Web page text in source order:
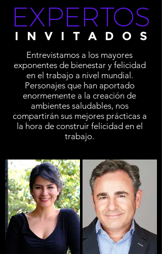
EXPERTOS
INVITADOS
Entrevistamos a los mayores
exponentes de bienestar y felicidad
en el trabajo a nivel mundial.
Personajes que han aportado
enormemente a la creación de
ambientes saludables, nos
compartirán sus mejores prácticas a
la hora de construir felicidad en el
trabajo.